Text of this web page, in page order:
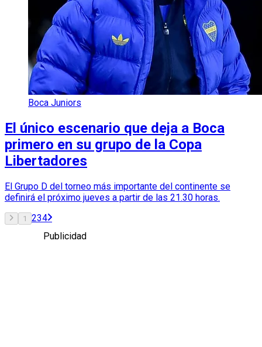
Boca Juniors
El único escenario que deja a Boca
primero en su grupo de la Copa
Libertadores
El Grupo D del torneo más importante del continente se
definirá el próximo jueves a partir de las 21.30 horas.
1 234
Publicidad